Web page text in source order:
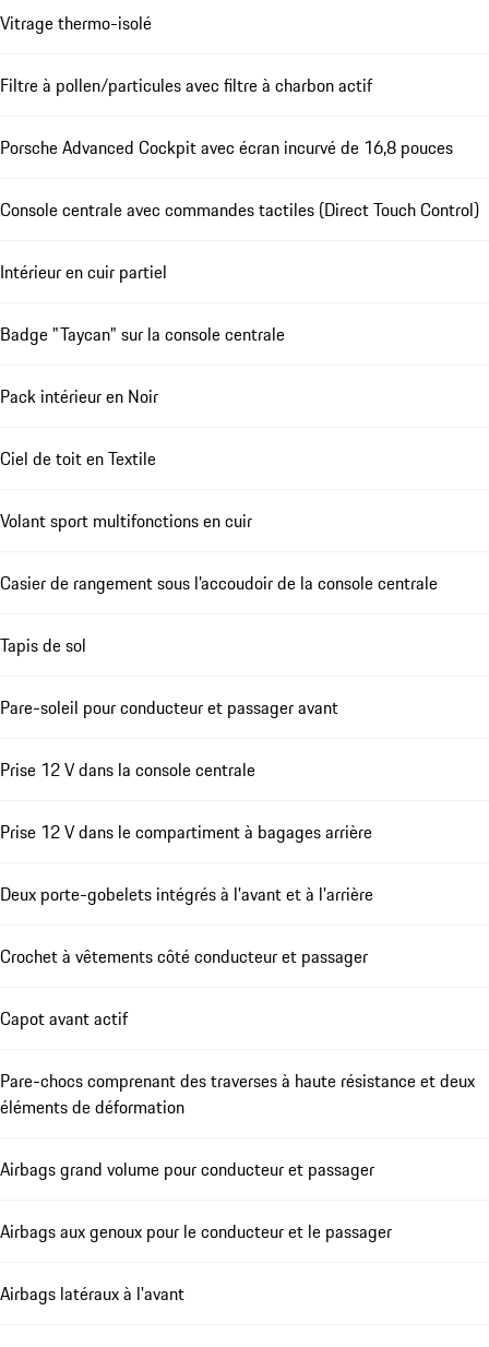
Vitrage thermo-isolé
Filtre à pollen/particules avec filtre à charbon actif
Porsche Advanced Cockpit avec écran incurvé de 16,8 pouces
Console centrale avec commandes tactiles (Direct Touch Control)
Intérieur en cuir partiel
Badge "Taycan" sur la console centrale
Pack intérieur en Noir
Ciel de toit en Textile
Volant sport multifonctions en cuir
Casier de rangement sous l’accoudoir de la console centrale
Tapis de sol
Pare-soleil pour conducteur et passager avant
Prise 12 V dans la console centrale
Prise 12 V dans le compartiment à bagages arrière
Deux porte-gobelets intégrés à l'avant et à l'arrière
Crochet à vêtements côté conducteur et passager
Capot avant actif
Pare-chocs comprenant des traverses à haute résistance et deux
éléments de déformation
Airbags grand volume pour conducteur et passager
Airbags aux genoux pour le conducteur et le passager
Airbags latéraux à l'avant